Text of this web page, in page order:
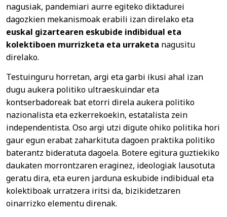
nagusiak, pandemiari aurre egiteko diktadurei
dagozkien mekanismoak erabili izan direlako eta
euskal gizartearen eskubide indibidual eta
kolektiboen murrizketa eta urraketa nagusitu
direlako.
Testuinguru horretan, argi eta garbi ikusi ahal izan
dugu aukera politiko ultraeskuindar eta
kontserbadoreak bat etorri direla aukera politiko
nazionalista eta ezkerrekoekin, estatalista zein
independentista. Oso argi utzi digute ohiko politika hori
gaur egun erabat zaharkituta dagoen praktika politiko
baterantz bideratuta dagoela. Botere egitura guztiekiko
daukaten morrontzaren eraginez, ideologiak lausotuta
geratu dira, eta euren jarduna eskubide indibidual eta
kolektiboak urratzera iritsi da, bizikidetzaren
oinarrizko elementu direnak.